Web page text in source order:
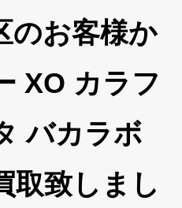
のお客様か
XO カラフ
バカラボ
取致しまし